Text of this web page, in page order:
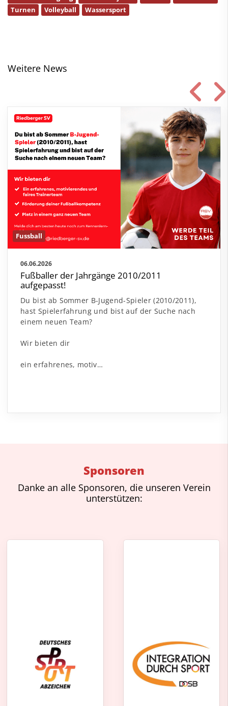
Turnen
Volleyball Wassersport
Weitere News
Fussball
06.06.2026
Fußballer der Jahrgänge 2010/2011
aufgepasst!
Du bist ab Sommer B-Jugend-Spieler (2010/2011),
hast Spielerfahrung und bist auf der Suche nach
einem neuen Team?
Wir bieten dir
ein erfahrenes, motiv…
Sponsoren
Danke an alle Sponsoren, die unseren Verein
unterstützen: